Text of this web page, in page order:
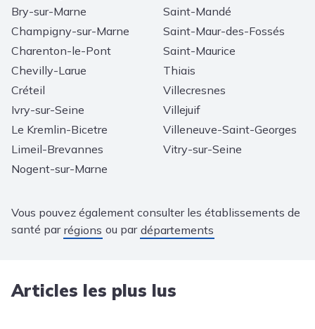
Bry-sur-Marne
Champigny-sur-Marne
Charenton-le-Pont
Chevilly-Larue
Créteil
Ivry-sur-Seine
Le Kremlin-Bicetre
Limeil-Brevannes
Nogent-sur-Marne
Saint-Mandé
Saint-Maur-des-Fossés
Saint-Maurice
Thiais
Villecresnes
Villejuif
Villeneuve-Saint-Georges
Vitry-sur-Seine
Vous pouvez également consulter les établissements de
santé par régions ou par départements
Articles les plus lus